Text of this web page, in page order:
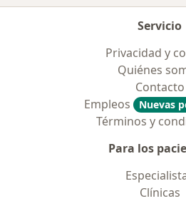
Servicio
Privacidad y
Quiénes
Contacto
Empleos
Nuevas
Términos y
Para los
Clínicas